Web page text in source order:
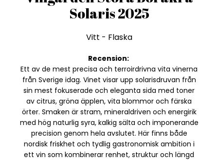
Solaris 2025
Vitt - Flaska
Recension:
Ett av de mest precisa och terroirdrivna vita vinerna
från Sverige idag. Vinet visar upp solarisdruvan från
sin mest fokuserade och eleganta sida med toner
av citrus, gröna äpplen, vita blommor och färska
örter. Smaken är stram, mineraldriven och energirik
med hög naturlig syra, kalkig sälta och imponerande
precision genom hela avslutet. Här finns både
nordisk friskhet och tydlig gastronomisk ambition i
ett vin som kombinerar renhet, struktur och längd